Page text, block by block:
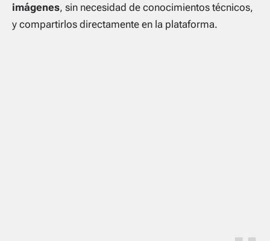
imágenes, sin necesidad de conocimientos técnicos,
y compartirlos directamente en la plataforma.